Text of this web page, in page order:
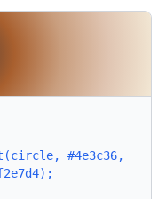
#4e3c36,